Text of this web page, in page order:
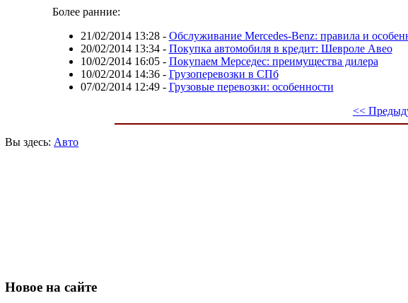
Более ранние:
21/02/2014 13:28- Обслуживание Mercedes-Benz: правила и
20/02/2014 13:34- Покупка автомобиля в кредит: Шевроле Авео
10/02/2014 16:05- Покупаем Мерседес: преимущества дилера
10/02/2014 14:36- Грузоперевозки в СПб
07/02/2014 12:49- Грузовые перевозки: особенности
<<
Вы здесь: Авто
Новое на сайте